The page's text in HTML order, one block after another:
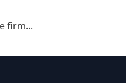
firm...